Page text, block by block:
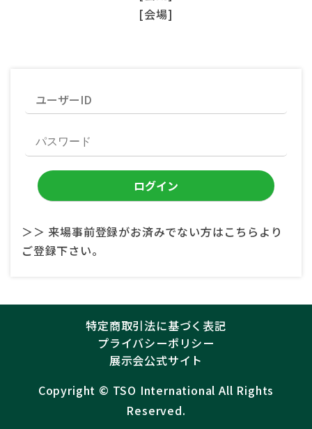
[会場]
＞＞ 来場事前登録がお済みでない方はこちらより
ご登録下さい。
特定商取引法に基づく表記
プライバシーポリシー
展示会公式サイト
Copyright ©︎ TSO International All Rights
Reserved.